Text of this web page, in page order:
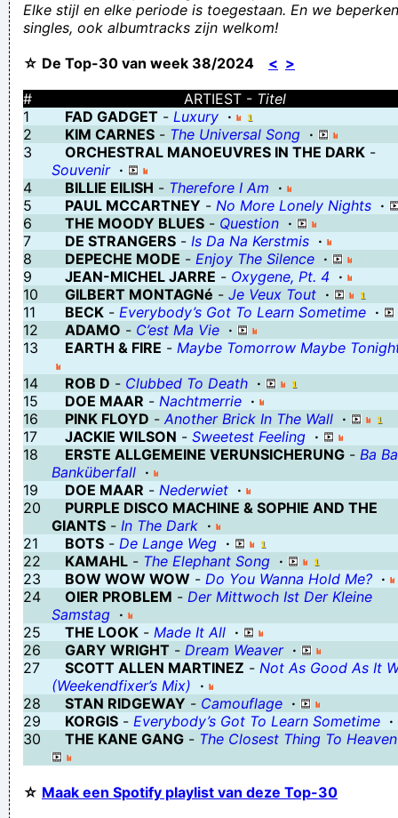
niet terecht) in twijfel wordt getrokken
De parachutist kwam uit de lucht gevallen
Ik ken karate, kung fu en nog 40 andere gevaarlijke woorden.
weinig werk doet een luiaard luieren, veel werk ook
Hiding inside, my bollocks are melting.
DING DONG
bobsleeen op stoel! vrouwen in een deksel Vlaamse de 3:16 Dat
the koop: Honda. Schadow
het is niet alles koek en ei wat blinkt
waar een wilg is is een weg
dus, het is beter dat het 's winters weer koud wordt, zodat we
meer moeten stoken en vervuilen, en zo de aarde weer
Verknoei je tijd op een nuttige manier!
Geej se lèllike voel hod!
Elke stijl en elke periode is toegestaan. En we
singles, ook albumtracks zijn welkom!
☆ De Top-30 van week 38/2024 < >
#
ARTIEST - Titel
1
FAD GADGET - Luxury ·
2
KIM CARNES - The Universal Song ·
3
ORCHESTRAL MANOEUVRES IN THE DARK -
Souvenir ·
4
BILLIE EILISH - Therefore I Am ·
5
PAUL MCCARTNEY - No More Lonely Nights ·
6
THE MOODY BLUES - Question ·
7
DE STRANGERS - Is Da Na Kerstmis ·
8
DEPECHE MODE - Enjoy The Silence ·
9
JEAN-MICHEL JARRE - Oxygene, Pt. 4 ·
10
GILBERT MONTAGNé - Je Veux Tout ·
11
BECK - Everybody’s Got To Learn Sometime ·
12
ADAMO - C’est Ma Vie ·
13
EARTH & FIRE - Maybe Tomorrow Maybe
14
ROB D - Clubbed To Death ·
15
DOE MAAR - Nachtmerrie ·
16
PINK FLOYD - Another Brick In The Wall ·
17
JACKIE WILSON - Sweetest Feeling ·
18
ERSTE ALLGEMEINE VERUNSICHERUNG - Ba Ba
Banküberfall ·
19
DOE MAAR - Nederwiet ·
20
PURPLE DISCO MACHINE & SOPHIE AND THE
GIANTS - In The Dark ·
21
BOTS - De Lange Weg ·
22
KAMAHL - The Elephant Song ·
23
BOW WOW WOW - Do You Wanna Hold Me? ·
24
OIER PROBLEM - Der Mittwoch Ist Der Kleine
Samstag ·
25
THE LOOK - Made It All ·
26
GARY WRIGHT - Dream Weaver ·
27
SCOTT ALLEN MARTINEZ - Not As Good As It
(Weekendfixer’s Mix) ·
28
STAN RIDGEWAY - Camouflage ·
29
KORGIS - Everybody’s Got To Learn Sometime ·
30
THE KANE GANG - The Closest Thing To Heaven
☆ Maak een Spotify playlist van deze Top-30